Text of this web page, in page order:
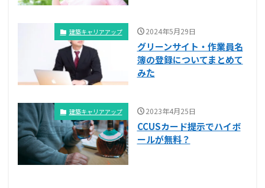
建築キャリアアップ 2024年5月29日
グリーンサイト・作業員名
簿の登録についてまとめて
みた
建築キャリアアップ 2023年4月25日
CCUSカード提示でハイボ
ールが無料？